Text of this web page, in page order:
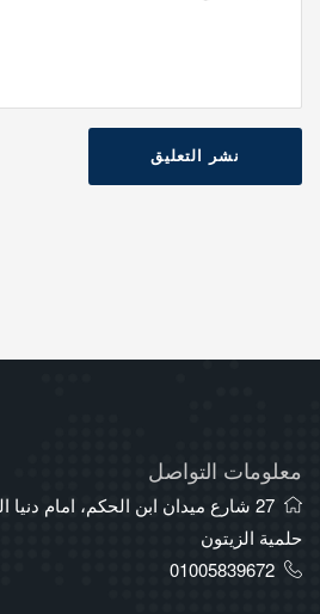
نشر التعليق
معلومات التواصل
27 شارع ميدان ابن الحكم، امام
حلمية الزيتون
01005839672